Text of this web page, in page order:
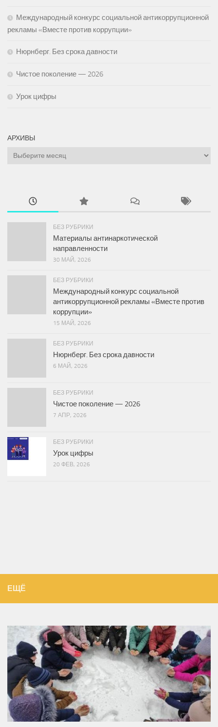
Международный конкурс социальной антикоррупционной
рекламы «Вместе против коррупции»
Нюрнберг. Без срока давности
Чистое поколение — 2026
Урок цифры
АРХИВЫ
Архивы
БЕЗ РУБРИКИ
Материалы антинаркотической
направленности
30 МАЙ, 2026
БЕЗ РУБРИКИ
Международный конкурс социальной
антикоррупционной рекламы «Вместе против
коррупции»
15 МАЙ, 2026
БЕЗ РУБРИКИ
Нюрнберг. Без срока давности
6 МАЙ, 2026
БЕЗ РУБРИКИ
Чистое поколение — 2026
7 АПР, 2026
БЕЗ РУБРИКИ
Урок цифры
20 ФЕВ, 2026
ЕЩЁ